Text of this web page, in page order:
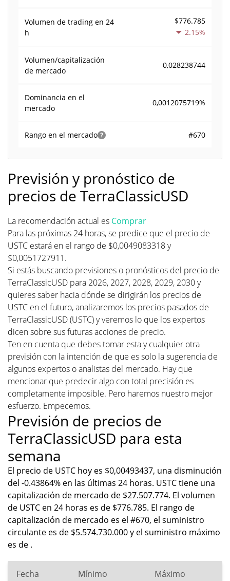
Volumen de trading en 24
h
$776.785
2.15%
Volumen/capitalización
de mercado
0,028238744
Dominancia en el
mercado
0,0012075719%
Rango en el mercado #670
Previsión y pronóstico de
precios de TerraClassicUSD
La recomendación actual es Comprar
Para las próximas 24 horas, se predice que el precio de
USTC estará en el rango de $0,0049083318 y
$0,0051727911.
Si estás buscando previsiones o pronósticos del precio de
TerraClassicUSD para 2026, 2027, 2028, 2029, 2030 y
quieres saber hacia dónde se dirigirán los precios de
USTC en el futuro, analizaremos los precios pasados de
TerraClassicUSD (USTC) y veremos lo que los expertos
dicen sobre sus futuras acciones de precio.
Ten en cuenta que debes tomar esta y cualquier otra
previsión con la intención de que es solo la sugerencia de
algunos expertos o analistas del mercado. Hay que
mencionar que predecir algo con total precisión es
completamente imposible. Pero haremos nuestro mejor
esfuerzo. Empecemos.
Previsión de precios de
TerraClassicUSD para esta
semana
El precio de USTC hoy es $0,00493437, una disminución
del -0.43864% en las últimas 24 horas. USTC tiene una
capitalización de mercado de $27.507.774. El volumen
de USTC en 24 horas es de $776.785. El rango de
capitalización de mercado es el #670, el suministro
circulante es de $5.574.730.000 y el suministro máximo
es de .
Fecha Mínimo Máximo